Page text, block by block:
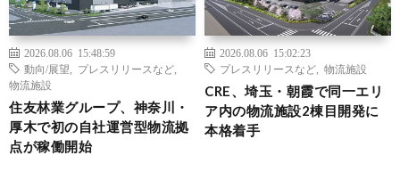
2026.08.06 15:48:59
動向/展望
プレスリリースなど
物流施設
住友林業グループ、神奈川・
厚木で初の自社運営型物流拠
点が稼働開始
2026.08.06 15:02:23
プレスリリースなど
物流施設
CRE、埼玉・朝霞で同一エリ
ア内の物流施設2棟目開発に
本格着手